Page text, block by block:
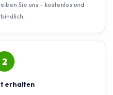
Sie uns – kostenlos und
2
erhalten